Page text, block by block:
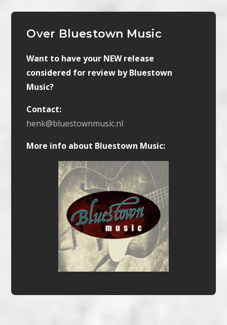
Over Bluestown Music
Want to have your NEW release
considered for review by Bluestown
Music?
Contact:
henk@bluestownmusic.nl
More info about Bluestown Music: